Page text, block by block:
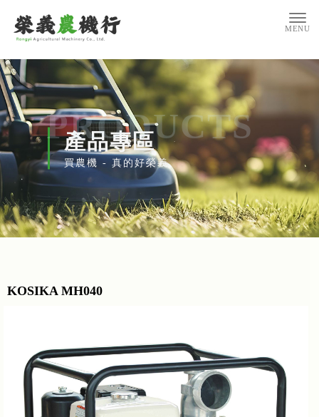
產品專區
KOSIKA MH040